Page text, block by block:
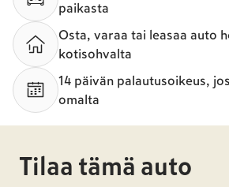
paikasta
Osta, varaa tai leasaa auto
kotisohvalta
14 päivän palautusoikeus,
omalta
Tilaa tämä auto